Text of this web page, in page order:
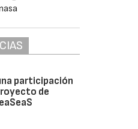
participación
de